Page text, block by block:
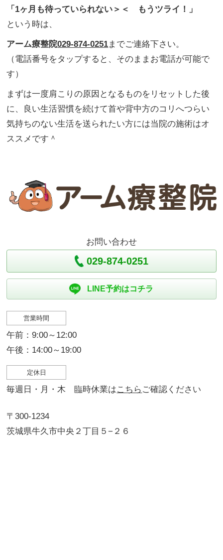
「1ヶ月も待っていられない＞＜ もうツライ！」
という時は、
アーム療整院029-874-0251までご連絡下さい。
（電話番号をタップすると、そのままお電話が可能で
す）
まずは一度肩こりの原因となるものをリセットした後
に、良い生活習慣を続けて首や背中方のコリへつらい
気持ちのない生活を送られたい方には当院の施術はオ
ススメです＾
お問い合わせ
029-874-0251
LINE予約はコチラ
営業時間
午前：9:00～12:00
午後：14:00～19:00
定休日
毎週日・月・木 臨時休業はこちら ご確認ください
〒300-1234
茨城県牛久市中央２丁目５−２６